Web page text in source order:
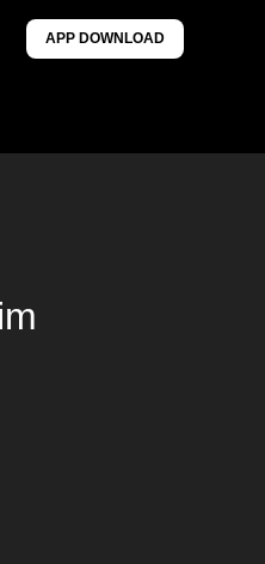
APP DOWNLOAD